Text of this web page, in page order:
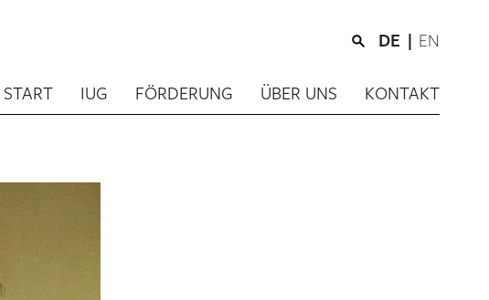
DE EN
START IUG FÖRDERUNG ÜBER UNS KONTAKT